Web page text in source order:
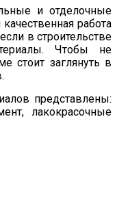
и отделочные
работа
в строительстве
Чтобы не
стоит заглянуть в
представлены:
лакокрасочные